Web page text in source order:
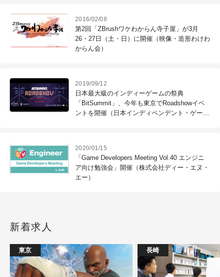
2016/02/08
第2回「ZBrushワケわからん寺子屋」が3月
26・27日（土・日）に開催（映像・造形わけわ
からん会）
2019/09/12
日本最大級のインディーゲームの祭典
「BitSummit」、今年も東京でRoadshowイベ
ントを開催（日本インディペンデント・ゲーム
2020/01/15
「Game Developers Meeting Vol.40 エンジニ
ア向け勉強会」開催（株式会社ディー・エヌ・
エー）
新着求人
東京 長崎